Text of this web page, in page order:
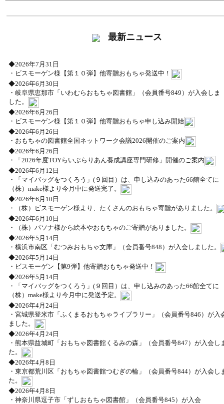
最新ニュース
◆2026年7月31日
・ビスモーゲン様【第１０弾】他寄贈おもちゃ発送中！
◆2026年6月30日
・岐阜県恵那市「いわむらおもちゃ図書館」（会員番号849）が入会しま
した。
◆2026年6月26日
・ビスモーゲン様【第１０弾】他寄贈おもちゃ申し込み開始
◆2026年6月26日
・おもちゃの図書館全国ネットワーク会議2026開催のご案内
◆2026年6月26日
・「2026年度TOYらいぶらりあん養成講座専門研修」開催のご案内
◆2026年6月12日
・「マイバッグをつくろう」(９回目）は、申し込みのあった66館全てに
（株）make様より今月中に発送完了。
◆2026年6月10日
・（株）ビスモーゲン様より、たくさんのおもちゃ寄贈がありました。
◆2026年6月10日
・（株）パソナ様から絵本やおもちゃのご寄贈がありました。
◆2026年5月14日
・横浜市南区「むつみおもちゃ文庫」（会員番号848）が入会しました。
◆2026年5月14日
・ビスモーゲン【第9弾】他寄贈おもちゃ発送中！
◆2026年5月14日
・「マイバッグをつくろう」(９回目）は、申し込みのあった66館全てに
（株）make様より今月中に発送予定。
◆2026年4月24日
・宮城県登米市「ふくまるおもちゃライブラリー」（会員番号846）が入
ました。
◆2026年4月24日
・熊本県益城町「おもちゃ図書館くるみの森」（会員番号847）が入会し
た。
◆2026年4月8日
・東京都荒川区「おもちゃ図書館つむぎの輪」（会員番号844）が入会し
た。
◆2026年4月8日
・神奈川県逗子市「ずしおもちゃ図書館」（会員番号845）が入会